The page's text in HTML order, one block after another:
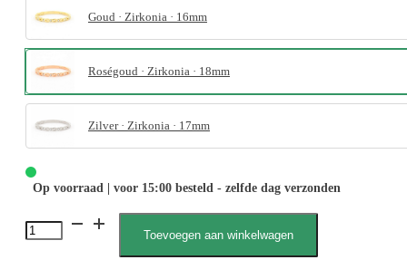
Goud · Zirkonia · 16mm
Roségoud · Zirkonia · 18mm
Zilver · Zirkonia · 17mm
Op voorraad | voor 15:00 besteld - zelfde dag verzonden
4037
Toevoegen aan winkelwagen